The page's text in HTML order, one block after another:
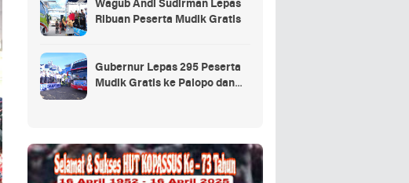
Wagub Andi Sudirman Lepas
Ribuan Peserta Mudik Gratis
Gubernur Lepas 295 Peserta
Mudik Gratis ke Palopo dan